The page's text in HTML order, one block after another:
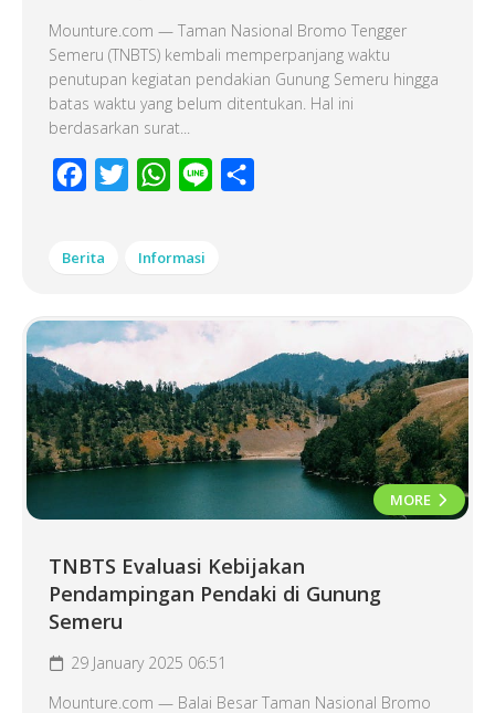
Mounture.com — Taman Nasional Bromo Tengger
Semeru (TNBTS) kembali memperpanjang waktu
penutupan kegiatan pendakian Gunung Semeru hingga
batas waktu yang belum ditentukan. Hal ini
berdasarkan surat...
Facebook
Twitter WhatsApp
Line
Berita Informasi
MORE
TNBTS Evaluasi Kebijakan
Pendampingan Pendaki di Gunung
Semeru
29 January 2025 06:51
Mounture.com — Balai Besar Taman Nasional Bromo